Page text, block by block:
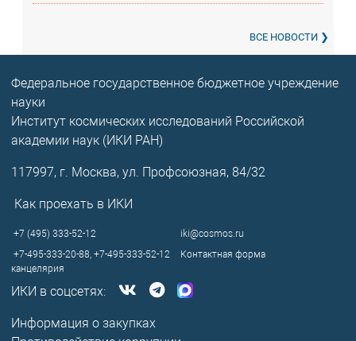
ВСЕ НОВОСТИ
Федеральное государственное бюджетное учреждение
науки
Институт космических исследований Российской
академии наук (ИКИ РАН)
117997, г. Москва, ул. Профсоюзная, 84/32
Как проехать в ИКИ
+7 (495) 333-52-12
iki@cosmos.ru
+7-495-333-20-88,+7-495-333-52-12
канцелярия
Контактная форма
ИКИ в соцсетях:
Информация о закупках